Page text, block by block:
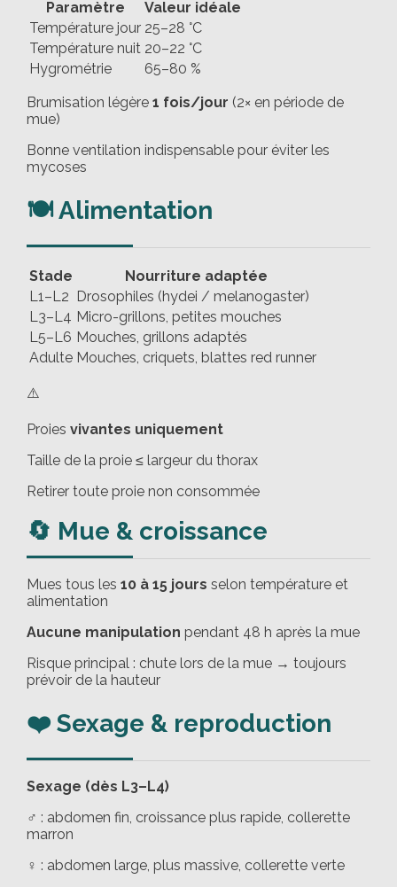
Paramètre
Valeur idéale
Température jour 25–28 °C
Température nuit 20–22 °C
Hygrométrie
65–80 %
Brumisation légère 1 fois/jour (2× en période de
mue)
Bonne ventilation indispensable pour éviter les
mycoses
🍽️ Alimentation
Stade
Nourriture adaptée
L1–L2 Drosophiles (hydei / melanogaster)
L3–L4 Micro-grillons, petites mouches
L5–L6 Mouches, grillons adaptés
Adulte Mouches, criquets, blattes red runner
⚠️
Proies vivantes uniquement
Taille de la proie ≤ largeur du thorax
Retirer toute proie non consommée
🔄 Mue & croissance
Mues tous les 10 à 15 jours selon température et
alimentation
Aucune manipulation pendant 48 h après la mue
Risque principal : chute lors de la mue → toujours
prévoir de la hauteur
❤️ Sexage & reproduction
Sexage (dès L3–L4)
♂ : abdomen fin, croissance plus rapide, collerette
marron
♀ : abdomen large, plus massive, collerette verte